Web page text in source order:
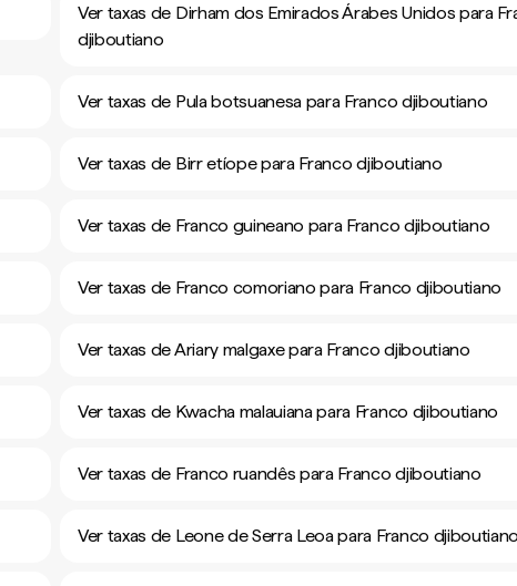
Ver taxas de Dirham dos Emirados Árabes Unidos para
djiboutiano
Ver taxas de Pula botsuanesa para Franco djiboutiano
Ver taxas de Birr etíope para Franco djiboutiano
Ver taxas de Franco guineano para Franco djiboutiano
Ver taxas de Franco comoriano para Franco djiboutiano
Ver taxas de Ariary malgaxe para Franco djiboutiano
Ver taxas de Kwacha malauiana para Franco djiboutiano
Ver taxas de Franco ruandês para Franco djiboutiano
Ver taxas de Leone de Serra Leoa para Franco djiboutiano